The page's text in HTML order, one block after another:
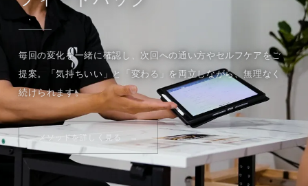
毎回の変化を一緒に確認し、次回への通い方やセルフケアをご
提案。「気持ちいい」と「変わる」を両立しながら、無理なく
続けられます。
メソッドを詳しく見る